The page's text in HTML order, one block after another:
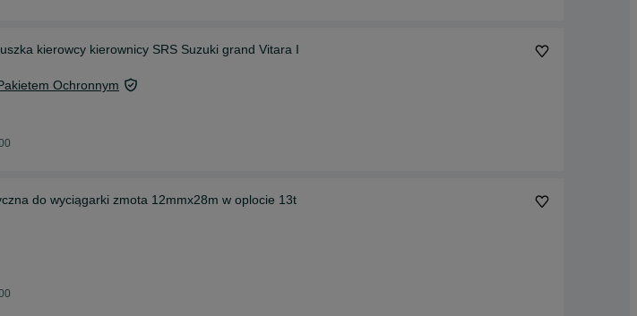
kierowcy kierownicy SRS Suzuki grand Vitara I
Ochronnym
do wyciągarki zmota 12mmx28m w oplocie 13t